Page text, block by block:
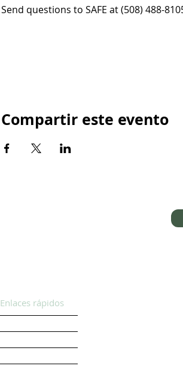
Send questions to SAFE at (508) 488-
Compartir este evento
Enlaces rápidos